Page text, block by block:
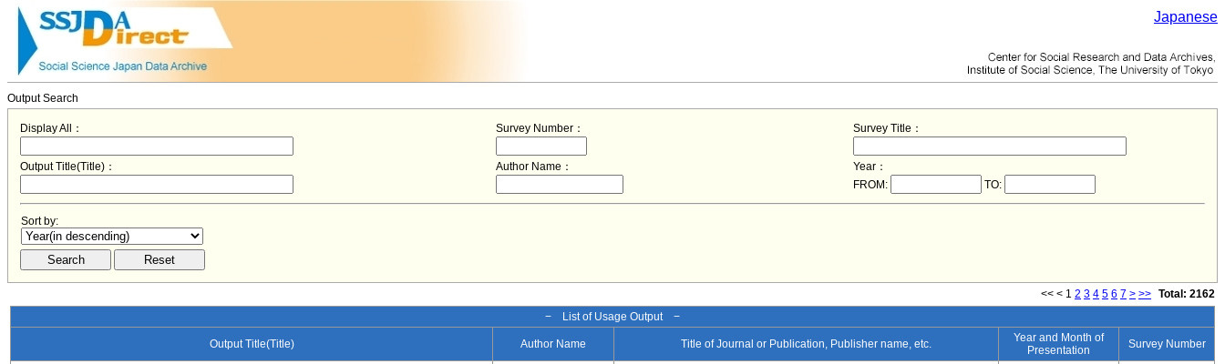
Japanese
Output Search
Display All： Survey Number： Survey Title：
Output Title(Title)： Author Name：
Year：
FROM:
TO:
Sort by:
<< < 1 2 3 4 5 6 7 > >> Total: 2162
− List of Usage Output −
Output Title(Title) Author Name Title of Journal or Publication, Publisher name, etc.
Year and Month of
Presentation
Survey Number